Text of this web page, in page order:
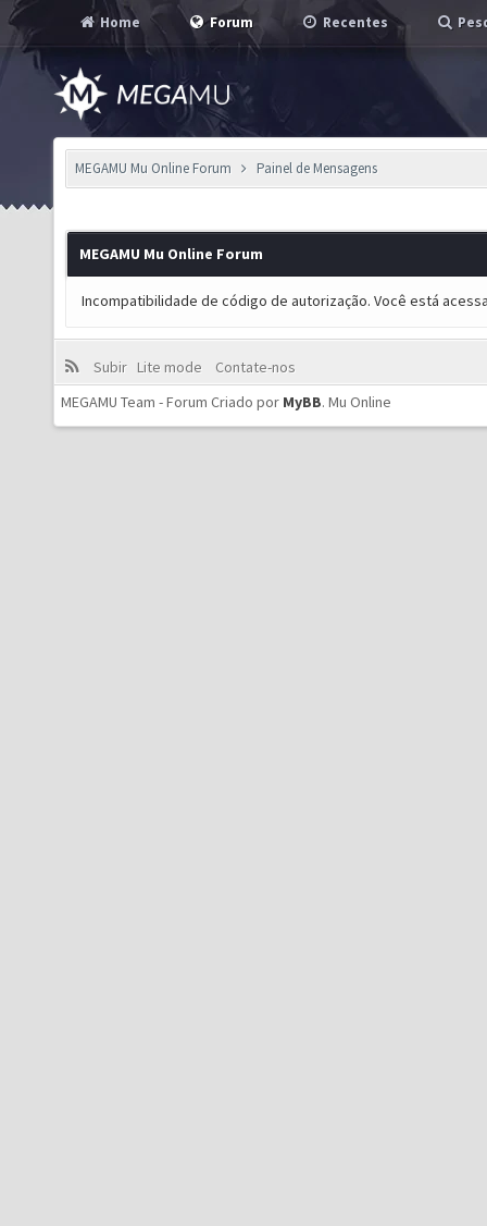
Home Forum Recentes
MEGAMU Mu Online Forum Painel de Mensagens
MEGAMU Mu Online Forum
Incompatibilidade de código de autorização. Você está
Subir Lite mode
Contate-nos
MEGAMU Team - Forum Criado por MyBB. Mu Online